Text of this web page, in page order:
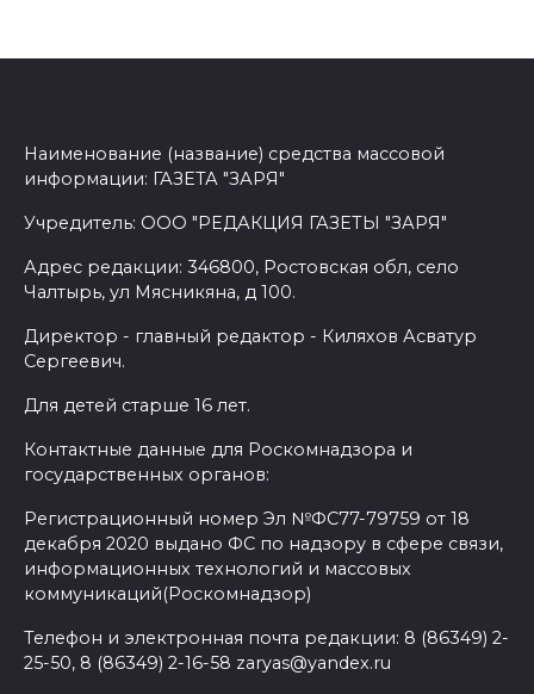
Наименование (название) средства массовой
информации: ГАЗЕТА "ЗАРЯ"
Учредитель: ООО "РЕДАКЦИЯ ГАЗЕТЫ "ЗАРЯ"
Адрес редакции: 346800, Ростовская обл, село
Чалтырь, ул Мясникяна, д 100.
Директор - главный редактор - Киляхов Асватур
Сергеевич.
Для детей старше 16 лет.
Контактные данные для Роскомнадзора и
государственных органов:
Регистрационный номер Эл №ФС77-79759 от 18
декабря 2020 выдано ФС по надзору в сфере связи,
информационных технологий и массовых
коммуникаций(Роскомнадзор)
Телефон и электронная почта редакции: 8 (86349) 2-
25-50, 8 (86349) 2-16-58 zaryas@yandex.ru